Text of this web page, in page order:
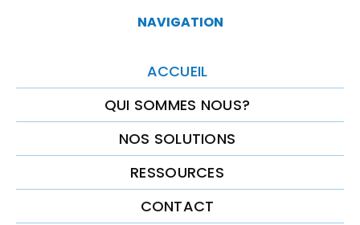
NAVIGATION
ACCUEIL
QUI SOMMES NOUS?
NOS SOLUTIONS
RESSOURCES
CONTACT